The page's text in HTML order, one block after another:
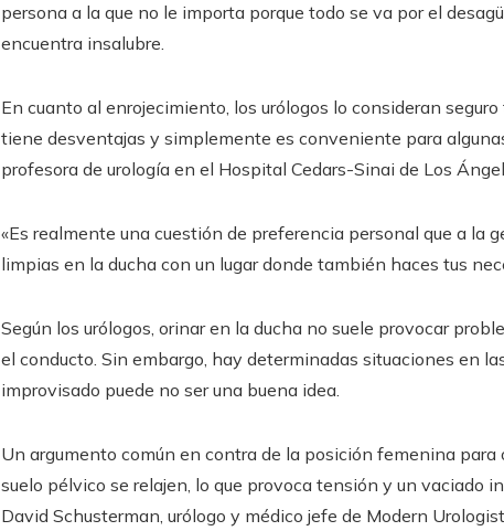
persona a la que no le importa porque todo se va por el
encuentra insalubre.
En cuanto al enrojecimiento, los urólogos lo consideran
tiene desventajas y simplemente es conveniente para
profesora de urología en el Hospital Cedars-Sinai de Los
«Es realmente una cuestión de preferencia personal que a la
limpias en la ducha con un lugar donde también haces tus
Según los urólogos, orinar en la ducha no suele provocar
el conducto. Sin embargo, hay determinadas situaciones en
improvisado puede no ser una buena idea.
Un argumento común en contra de la posición femenina para
suelo pélvico se relajen, lo que provoca tensión y un vaciado
David Schusterman, urólogo y médico jefe de Modern